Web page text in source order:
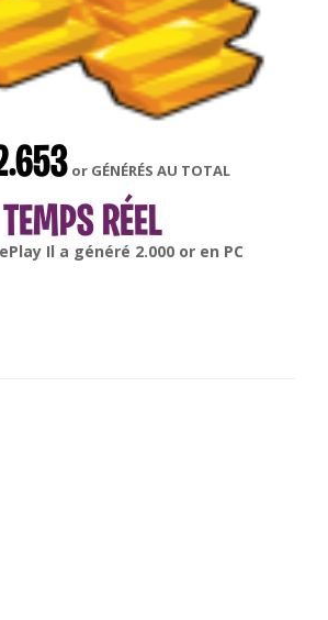
or GÉNÉRÉS AU TOTAL
TEMPS RÉEL
Il a généré6.000or enAndroid